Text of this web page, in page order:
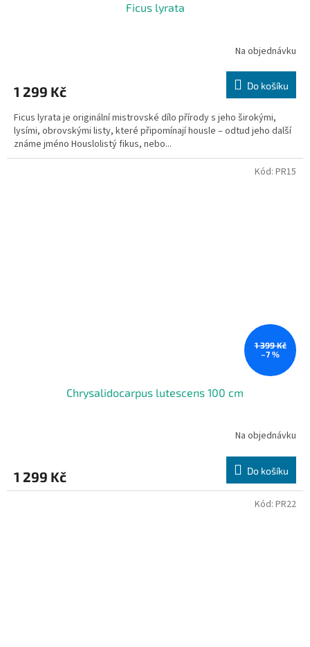
Ficus lyrata
Na objednávku
1 299 Kč Do košíku
Ficus lyrata je originální mistrovské dílo přírody s jeho širokými,
lysími, obrovskými listy, které připomínají housle – odtud jeho další
známe jméno Houslolistý fikus, nebo...
1 399 Kč
–7 %
Chrysalidocarpus lutescens 100 cm
Na objednávku
1 299 Kč Do košíku
Kód: PR15
Kód: PR22